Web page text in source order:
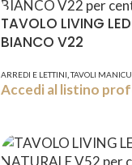
TAVOLO LIVING
BIANCO V22
ARREDI E LETTINI TAVOLI
Accedi al listino